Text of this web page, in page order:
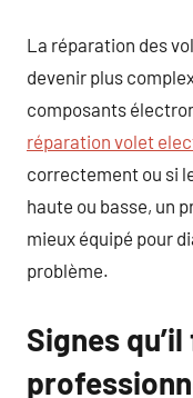
La réparation des
devenir plus
composants
réparation volet
correctement ou si
haute ou basse, un
mieux équipé pour
problème.
Signes